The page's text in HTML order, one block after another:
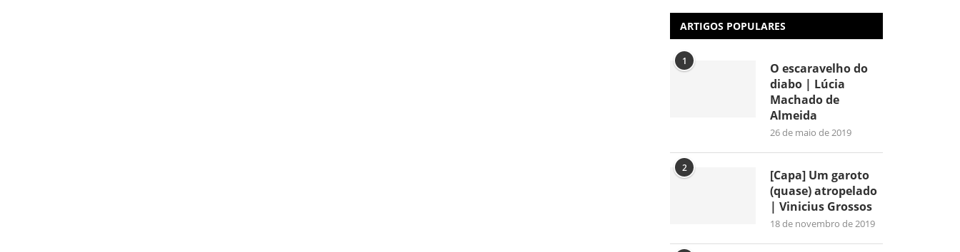
ARTIGOS POPULARES
1
O escaravelho do
diabo | Lúcia
Machado de
Almeida
26 de maio de 2019
2
[Capa] Um garoto
(quase) atropelado
| Vinicius Grossos
18 de novembro de 2019